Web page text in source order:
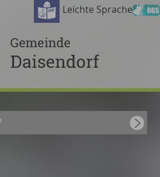
Leichte Sprache